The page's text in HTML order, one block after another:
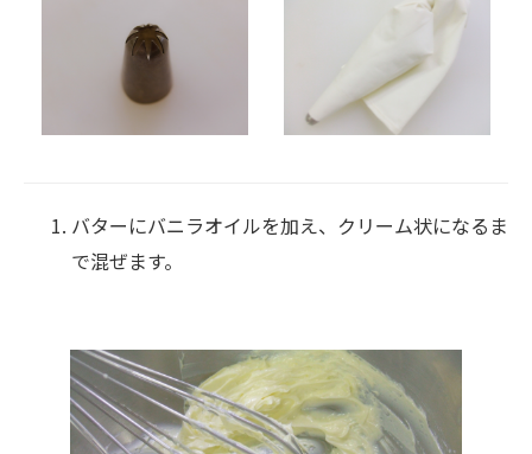
バターにバニラオイルを加え、クリーム状になるま
で混ぜます。